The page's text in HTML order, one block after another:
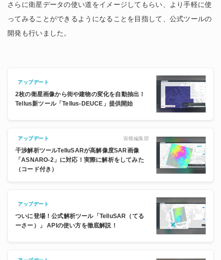
さらに衛星データの使い道をイメージしてもらい、より手軽に使
ってみることができるようになることを目指して、公式ツールの
開発も行いました。
アップデート
2枚の衛星画像から街や建物の変化を自動抽出！
Tellus新ツール「Tellus-DEUCE」提供開始
アップデート 宙畑編集部
干渉解析ツールTelluSARが高解像度SAR画像
「ASNARO-2」に対応！実際に解析をしてみた
（コード付き）
アップデート
ついに登場！公式解析ツール「TelluSAR（てる
ーさー）」 APIの使い方を徹底解説！